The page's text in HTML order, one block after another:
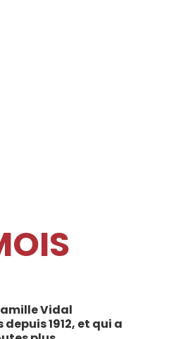
Vidal
1912, et qui a